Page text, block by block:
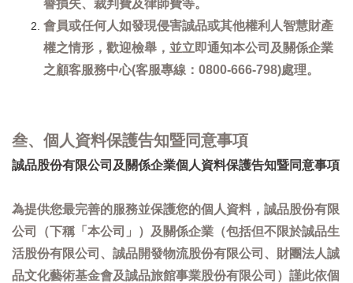
譽損失、裁判費及律師費等。
會員或任何人如發現侵害誠品或其他權利人智慧財產
權之情形，歡迎檢舉，並立即通知本公司及關係企業
之顧客服務中心(客服專線：0800-666-798)處理。
叁、個人資料保護告知暨同意事項
誠品股份有限公司及關係企業個人資料保護告知暨同意事項
為提供您最完善的服務並保護您的個人資料，誠品股份有限
公司（下稱「本公司」）及關係企業（包括但不限於誠品生
活股份有限公司、誠品開發物流股份有限公司、財團法人誠
品文化藝術基金會及誠品旅館事業股份有限公司）謹此依個